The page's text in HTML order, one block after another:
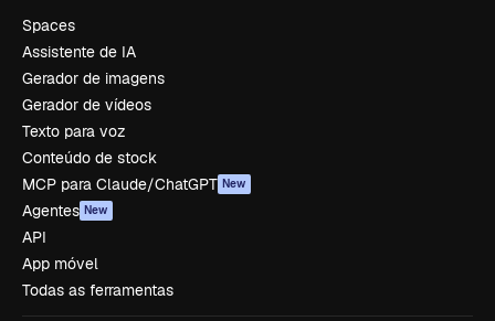
Spaces
Assistente de IA
Gerador de imagens
Gerador de vídeos
Texto para voz
Conteúdo de stock
MCP para Claude/ChatGPT New
Agentes New
API
App móvel
Todas as ferramentas